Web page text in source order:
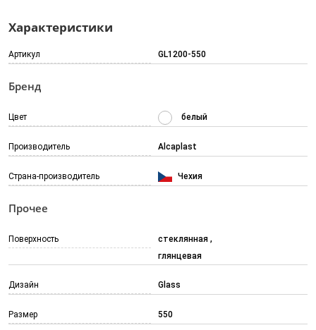
Характеристики
Артикул GL1200-550
Бренд
Цвет белый
Производитель Alcaplast
Страна-производитель Чехия
Прочее
Поверхность
стеклянная
глянцевая
Дизайн Glass
Размер 550